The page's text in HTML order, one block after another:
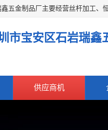
市宝安区石岩瑞鑫
供应商机